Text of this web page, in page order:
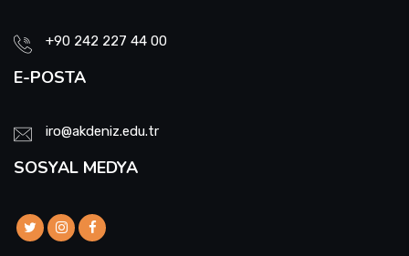
+90 242 227 44 00
E-POSTA
iro@akdeniz.edu.tr
SOSYAL MEDYA